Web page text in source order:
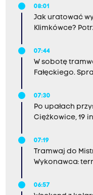
08:01
Jak uratować
Klimkówce?
07:44
W sobotę
Fałęckiego.
07:30
Po upałach
Ciężkowice, 19
07:19
Tramwaj do
Wykonawca:
06:57